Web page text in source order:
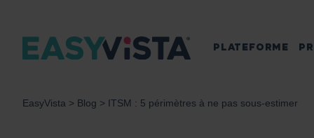
PLATEFORME
EasyVista > Blog > ITSM : 5 périmètres à ne pas sous-estimer